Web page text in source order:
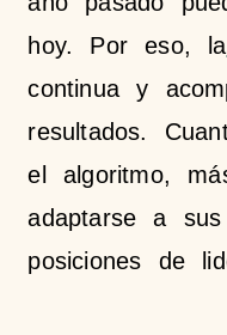
hoy. Por eso, la
continua y
resultados.
el algoritmo,
adaptarse a
posiciones de